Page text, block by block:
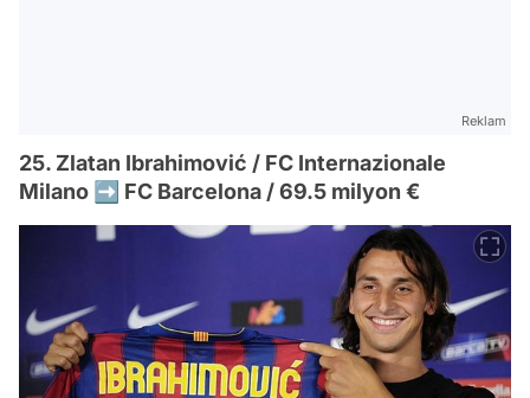
Reklam
25. Zlatan Ibrahimović / FC Internazionale
Milano ➡️ FC Barcelona / 69.5 milyon €